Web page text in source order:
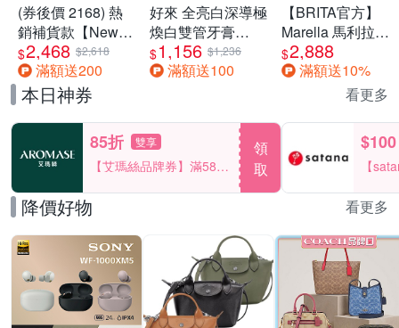
(券後價 2168) 熱
銷補貨款【New
Balance】復古運
動鞋_中性_白銀
_MR530SG-D楦
$2,468 $2,618
滿額送200
好來 全亮白深導極
煥白雙管牙膏
100gx2+全亮白深
導藍光牙刷x2
$1,156 $1,236
滿額送100
【BRITA官方】
Marella 馬利拉濾
水壺藍
3.5L+MXPRO12
入去水垢濾芯(共
$2,888
滿額送10%
本日神券 看更多
85折 雙享
【艾瑪絲品牌券】滿580
享85折！
領
取
$100
【
一件
降價好物 看更多